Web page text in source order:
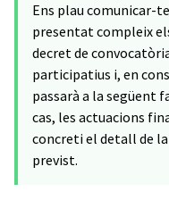
Ens plau comunicar-
presentat compleix
decret de
participatius i, en
passarà a la següent
cas, les actuacions
concreti el detall de
previst.